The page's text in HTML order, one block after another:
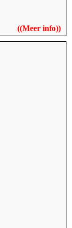
((Meer info))